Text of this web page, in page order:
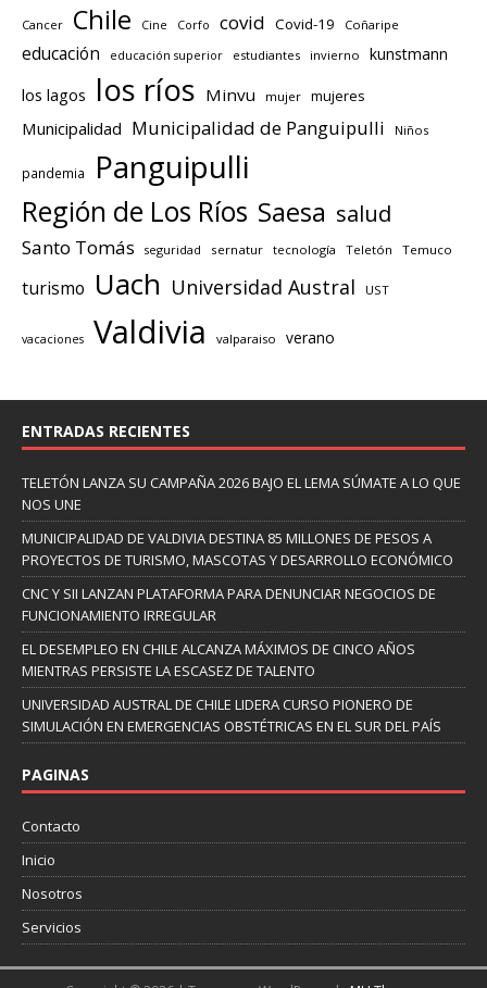
Cancer Chile Cine Corfo covid Covid-19 Coñaripe
educación educación superior estudiantes invierno kunstmann
los lagos los ríos Minvu mujer mujeres
Municipalidad Municipalidad de Panguipulli Niños
pandemia Panguipulli
Región de Los Ríos Saesa salud
Santo Tomás seguridad sernatur tecnología Teletón Temuco
turismo Uach Universidad Austral UST
vacaciones Valdivia valparaiso verano
ENTRADAS RECIENTES
TELETÓN LANZA SU CAMPAÑA 2026 BAJO EL LEMA SÚMATE A LO QUE
NOS UNE
MUNICIPALIDAD DE VALDIVIA DESTINA 85 MILLONES DE PESOS A
PROYECTOS DE TURISMO, MASCOTAS Y DESARROLLO ECONÓMICO
CNC Y SII LANZAN PLATAFORMA PARA DENUNCIAR NEGOCIOS DE
FUNCIONAMIENTO IRREGULAR
EL DESEMPLEO EN CHILE ALCANZA MÁXIMOS DE CINCO AÑOS
MIENTRAS PERSISTE LA ESCASEZ DE TALENTO
UNIVERSIDAD AUSTRAL DE CHILE LIDERA CURSO PIONERO DE
SIMULACIÓN EN EMERGENCIAS OBSTÉTRICAS EN EL SUR DEL PAÍS
PAGINAS
Contacto
Inicio
Nosotros
Servicios